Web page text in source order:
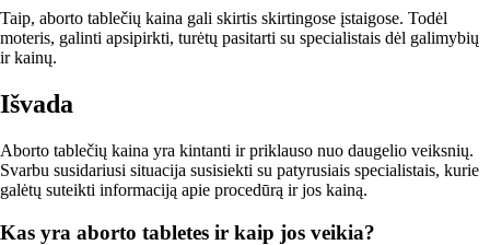
Taip, aborto tablečių kaina gali skirtis skirtingose įstaigose. Todėl
moteris, galinti apsipirkti, turėtų pasitarti su specialistais dėl galimybių
ir kainų.
Išvada
Aborto tablečių kaina yra kintanti ir priklauso nuo daugelio veiksnių.
Svarbu susidariusi situacija susisiekti su patyrusiais specialistais, kurie
galėtų suteikti informaciją apie procedūrą ir jos kainą.
Kas yra aborto tabletes ir kaip jos veikia?